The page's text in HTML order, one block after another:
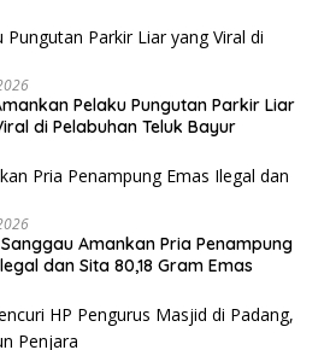
Pelaku Pungutan Parkir Liar
di Pelabuhan Teluk Bayur
Amankan Pria Penampung
dan Sita 80,18 Gram Emas